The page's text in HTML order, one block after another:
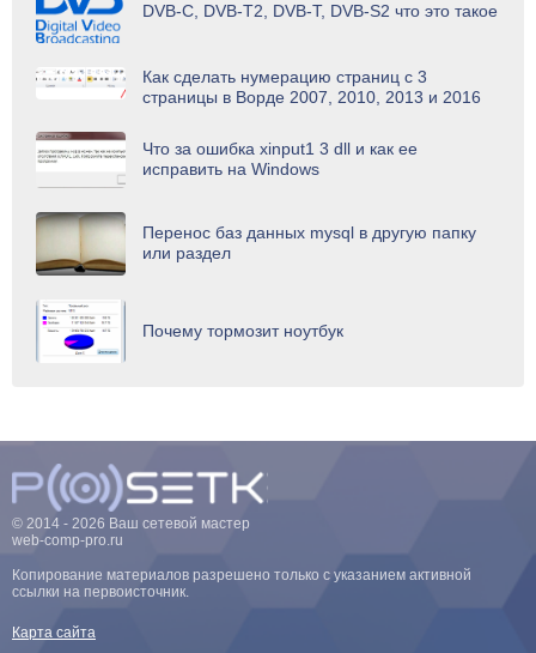
DVB-C, DVB-T2, DVB-T, DVB-S2 что это такое
Как сделать нумерацию страниц с 3
страницы в Ворде 2007, 2010, 2013 и 2016
Что за ошибка xinput1 3 dll и как ее
исправить на Windows
Перенос баз данных mysql в другую папку
или раздел
Почему тормозит ноутбук
© 2014 - 2026 Ваш сетевой мастер
web-comp-pro.ru
Копирование материалов разрешено только с указанием активной
ссылки на первоисточник.
Карта сайта